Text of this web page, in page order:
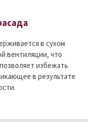
в сухом
вентиляции, что
избежать
в результате